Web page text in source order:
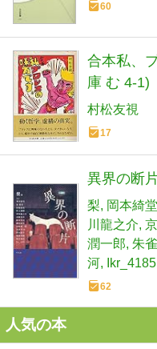
60
合本私、
庫 む 4-1)
村松友視
17
異界の断
梨 岡本綺堂
川龍之介
潤一郎 朱
河
Ikr_4185
62
人気の本